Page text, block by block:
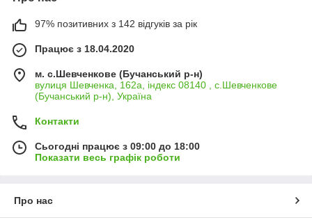
97% позитивних з 142 відгуків за рік
Працює з 18.04.2020
м. с.Шевченкове (Бучанський р-н)
вулиця Шевченка, 162а, індекс 08140 , с.Шевченкове
(Бучанський р-н), Україна
Контакти
Сьогодні працює з 09:00 до 18:00
Показати весь графік роботи
Про нас